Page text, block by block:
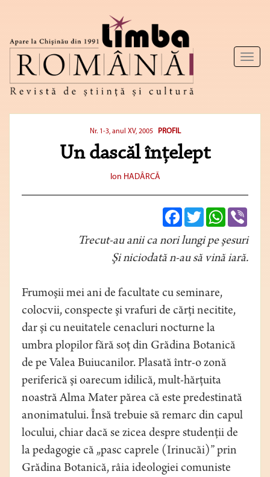
Toggle
Nr. 1-3, anul XV, 2005 PROFIL
Un dascăl înţelept
Ion HADÂRCĂ
FacebookTwitterWhatsApp
Trecut-au anii ca nori lungi pe şesuri
Şi niciodată n-au să vină iară.
Frumoşii mei ani de facultate cu seminare,
colocvii, conspecte şi vrafuri de cărţi necitite,
dar şi cu neuitatele cenacluri nocturne la
umbra plopilor fără soţ din Grădina Botanică
de pe Valea Buiucanilor. Plasată într-o zonă
periferică şi oarecum idilică, mult-hărţuita
noastră Alma Mater părea că este predestinată
anonimatului. Însă trebuie să remarc din capul
locului, chiar dacă se zicea despre studenţii de
la pedagogie că „pasc caprele (Irinucăi)” prin
Grădina Botanică, râia ideologiei comuniste